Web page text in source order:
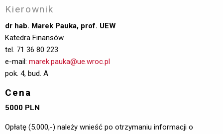
Kierownik
dr hab. Marek Pauka, prof. UEW
Katedra Finansów
tel. 71 36 80 223
e-mail: marek.pauka@ue.wroc.pl
pok. 4, bud. A
Cena
5000 PLN
Opłatę (5.000,-) należy wnieść po otrzymaniu informacji o